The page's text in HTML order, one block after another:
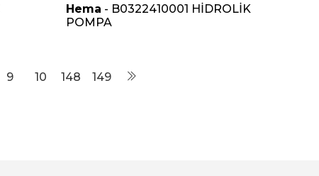
Hema - B0322410001 HİDROLİK
POMPA
9 10 148 149